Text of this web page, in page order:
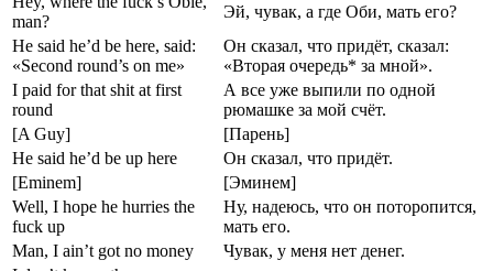
man?
Эй, чувак, а где Оби, мать его?
He said he’d be here, said:
«Second round’s on me»
Он сказал, что придёт, сказал:
«Вторая очередь* за мной».
I paid for that shit at first
round
А все уже выпили по одной
рюмашке за мой счёт.
[A Guy]
[Парень]
He said he’d be up here
Он сказал, что придёт.
[Eminem]
[Эминем]
Well, I hope he hurries the
fuck up
Ну, надеюсь, что он поторопится,
мать его.
Man, I ain’t got no money
Чувак, у меня нет денег.